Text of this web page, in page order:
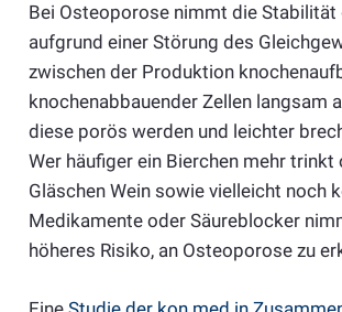
Bei Osteoporose nimmt die Stabilität
aufgrund einer Störung des
zwischen der Produktion
knochenabbauender Zellen langsam
diese porös werden und leichter
Wer häufiger ein Bierchen mehr trinkt
Gläschen Wein sowie vielleicht noch
Medikamente oder Säureblocker
höheres Risiko, an Osteoporose zu